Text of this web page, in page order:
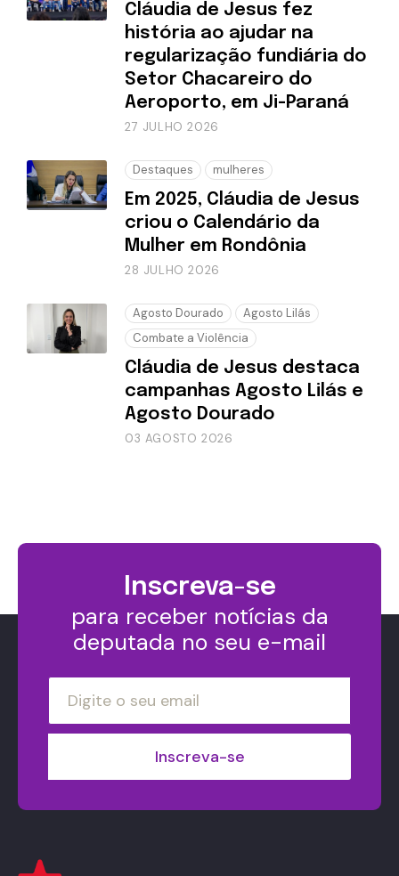
Cláudia de Jesus fez
história ao ajudar na
regularização fundiária do
Setor Chacareiro do
Aeroporto, em Ji-Paraná
27 JULHO 2026
Destaques mulheres
Em 2025, Cláudia de Jesus
criou o Calendário da
Mulher em Rondônia
28 JULHO 2026
Agosto Dourado
Agosto Lilás
Combate a Violência
Cláudia de Jesus destaca
campanhas Agosto Lilás e
Agosto Dourado
03 AGOSTO 2026
Inscreva-se
para receber notícias da
deputada no seu e-mail